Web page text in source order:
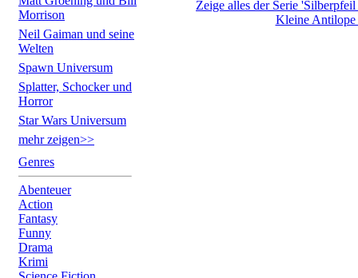
Morrison
Neil Gaiman und seine
Welten
Spawn Universum
Splatter, Schocker und
Horror
Star Wars Universum
mehr zeigen>>
Genres
Abenteuer
Action
Fantasy
Funny
Drama
Krimi
Zeige alles der Serie
Kleine Antilope